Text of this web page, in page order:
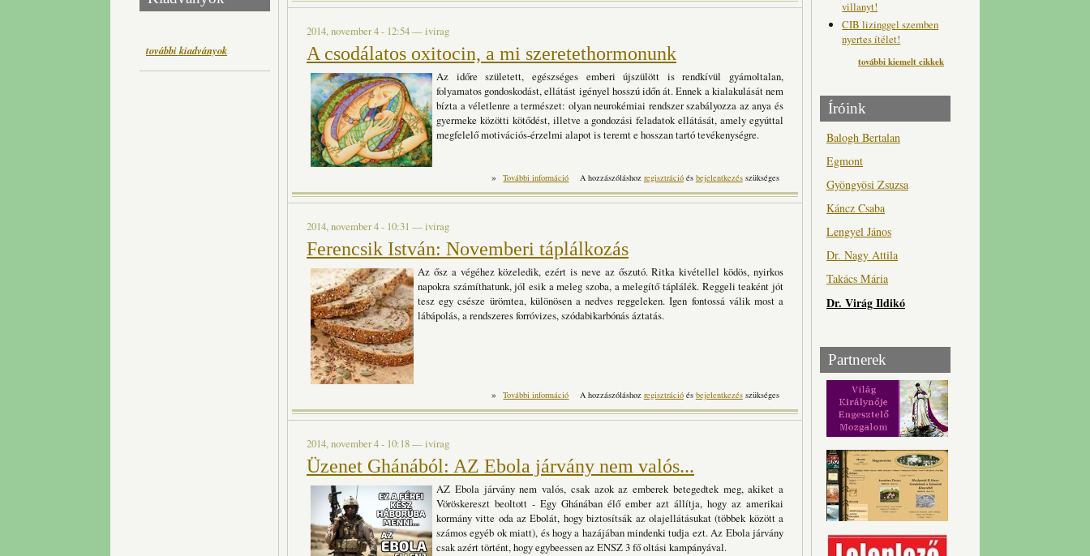
további kiadványok
2014, november 4 - 12:54—ivirag
A csodálatos oxitocin, a mi szeretethormonunk
Az időre született, egészséges emberi újszülött is rendkívül gyámoltalan,
folyamatos gondoskodást, ellátást igényel hosszú időn át. Ennek a kialakulását nem
bízta a véletlenre a természet: olyan neurokémiai rendszer szabályozza az anya és
gyermeke közötti kötődést, illetve a gondozási felada­tok ellátását, amely egyúttal
megfelelő motivációs-érzelmi alapot is teremt e hosszan tartó tevé­kenységre.
» További információ
A csodálatos oxitocin, a mi szeretethormonunk tartalommal
A hozzászóláshoz regisztrációés bejelentkezésszükséges
2014, november 4 - 10:31 —ivirag
Ferencsik István: Novemberi táplálkozás
Az ősz a végéhez közeledik, ezért is neve az őszutó. Ritka kivétellel ködös, nyirkos
napokra számíthatunk, jól esik a meleg szoba, a melegítő táplálék. Reggeli teaként jót
tesz egy csésze ürömtea, különösen a nedves reggeleken. Igen fontossá válik most a
lábápolás, a rendszeres forróvizes, szódabikarbónás áztatás.
» További információ Ferencsik István: Novemberi táplálkozás tartalommal kapcsolatosan
A hozzászóláshoz regisztrációés bejelentkezésszükséges
2014, november 4 - 10:18—ivirag
Üzenet Ghánából: AZ Ebola járvány nem valós...
AZ Ebola járvány nem valós, csak azok az emberek betegedtek meg, akiket a
Vöröskereszt beoltott - Egy Ghánában élő ember azt állítja, hogy az amerikai
kormány vitte oda az Ebolát, hogy biztosítsák az olajellátásukat (többek között a
számos egyéb ok miatt), és hogy a hazájában mindenki tudja ezt. Az Ebola járvány
csak azért történt, hogy egybeessen az ENSZ 3 fő oltási kampányával.
villanyt!
CIB lizinggel szemben
nyertes ítélet!
további kiemelt cikkek
Íróink
Balogh Bertalan
Egmont
Gyöngyösi Zsuzsa
Káncz Csaba
Lengyel János
Dr. Nagy Attila
Takács Mária
Dr. Virág Ildikó
Partnerek